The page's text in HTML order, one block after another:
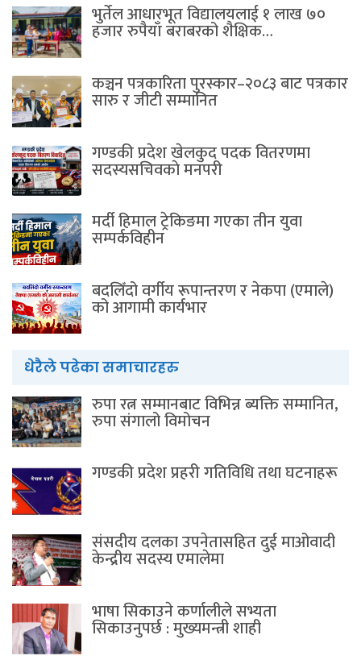
भुर्तेल आधारभूत विद्यालयलाई १ लाख ७०
हजार रुपैयाँ बराबरको शैक्षिक…
कञ्चन पत्रकारिता पुरस्कार–२०८३ बाट पत्रकार
सारु र जीटी सम्मानित
गण्डकी प्रदेश खेलकुद पदक वितरणमा
सदस्यसचिवकाे मनपरी
मर्दी हिमाल ट्रेकिङमा गएका तीन युवा
सम्पर्कविहीन
बदलिँदो वर्गीय रूपान्तरण र नेकपा (एमाले)
को आगामी कार्यभार
धेरैले पढेका समाचारहरु
रुपा रत्न सम्मानबाट विभिन्न ब्यक्ति सम्मानित,
रुपा संगालो विमोचन
गण्डकी प्रदेश प्रहरी गतिविधि तथा घटनाहरू
संसदीय दलका उपनेतासहित दुई माओवादी
केन्द्रीय सदस्य एमालेमा
भाषा सिकाउने कर्णालीले सभ्यता
सिकाउनुपर्छ : मुख्यमन्त्री शाही